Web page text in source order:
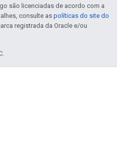
são licenciadas de acordo com a
consulte as políticas do site do
registrada da Oracle e/ou